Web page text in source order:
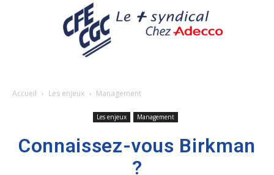
Accueil Les enjeux Management
Les enjeux Management
Connaissez-vous Birkman
?